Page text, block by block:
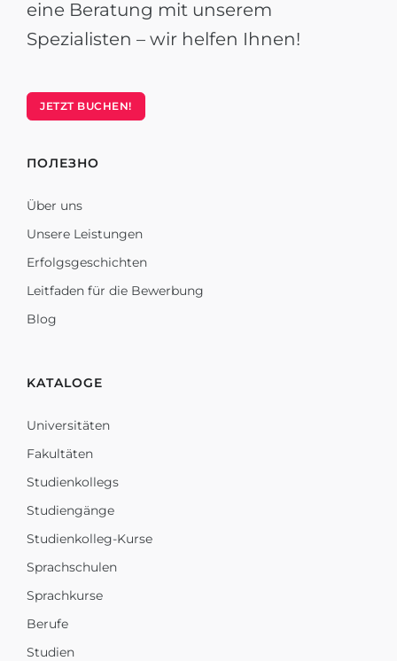
eine Beratung mit unserem
Spezialisten – wir helfen Ihnen!
JETZT BUCHEN!
ПОЛЕЗНО
Über uns
Unsere Leistungen
Erfolgsgeschichten
Leitfaden für die Bewerbung
Blog
KATALOGE
Universitäten
Fakultäten
Studienkollegs
Studiengänge
Studienkolleg-Kurse
Sprachschulen
Sprachkurse
Berufe
Studien